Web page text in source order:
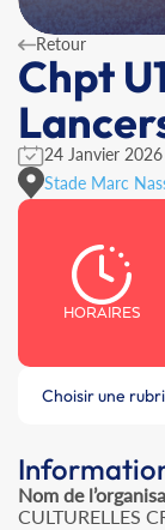
Retour
Chpt
24 Janvier 2026
Stade Marc
HORAIRES
Choisir une
Nom de
CULTURELLES